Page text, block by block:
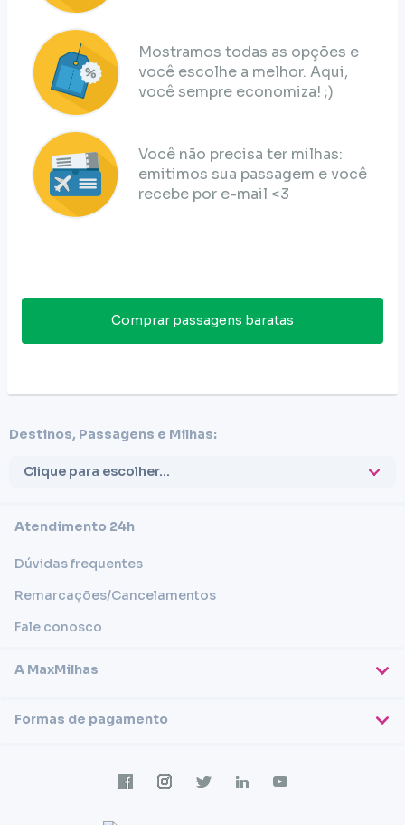
Mostramos todas as opções e
você escolhe a melhor. Aqui,
você sempre economiza! ;)
Você não precisa ter milhas:
emitimos sua passagem e você
recebe por e-mail <3
Comprar passagens baratas
Destinos, Passagens e Milhas:
Clique para escolher...
A MaxMilhas
Atendimento 24h
Dúvidas frequentes
Remarcações/Cancelamentos
Fale conosco
Formas de pagamento